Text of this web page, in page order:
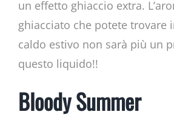
un effetto ghiaccio extra.
ghiacciato che potete trovare
caldo estivo non sarà più un
questo liquido!!
Bloody Summer